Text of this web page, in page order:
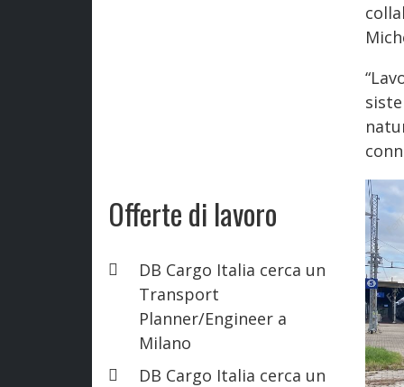
Offerte di lavoro
DB Cargo Italia cerca un
Transport
Planner/Engineer a
Milano
DB Cargo Italia cerca un